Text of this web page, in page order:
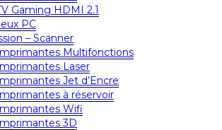
Gaming HDMI 2.1
PC
– Scanner
Multifonctions
Laser
Jet d’Encre
à réservoir
Wifi
3D